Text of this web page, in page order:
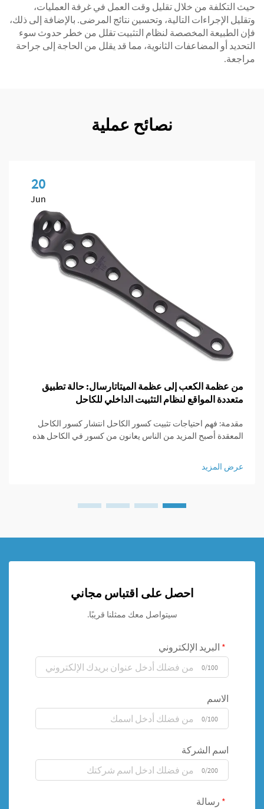
حيث التكلفة من خلال تقليل وقت العمل في غرفة العمليات،
وتقليل الإجراءات التالية، وتحسين نتائج المرضى. بالإضافة إلى ذلك،
فإن الطبيعة المخصصة لنظام التثبيت تقلل من خطر حدوث سوء
التحديد أو المضاعفات الثانوية، مما قد يقلل من الحاجة إلى جراحة
مراجعة.
نصائح عملية
20
Jun
من عظمة الكعب إلى عظمة الميتاتارسال: حالة تطبيق
متعددة المواقع لنظام التثبيت الداخلي للكاحل
مقدمة: فهم احتياجات تثبيت كسور الكاحل انتشار كسور الكاحل
المعقدة أصبح المزيد من الناس يعانون من كسور في الكاحل هذه
الرطبة، والاصطدامات المرورية، ...
عرض المزيد
احصل على اقتباس مجاني
سيتواصل معك ممثلنا قريبًا.
البريد الإلكتروني
0/100
الاسم
0/100
اسم الشركة
0/200
رسالة